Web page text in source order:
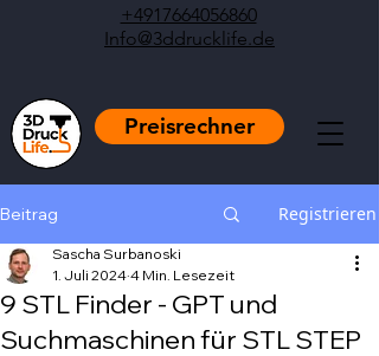
+4917664056860
Info@3ddrucklife.de
Preisrechner
Beitrag Registrieren
9 STL Finder - GPT und
Suchmaschinen für STL STEP
Sascha Surbanoski
1. Juli 2024 4 Min. Lesezeit